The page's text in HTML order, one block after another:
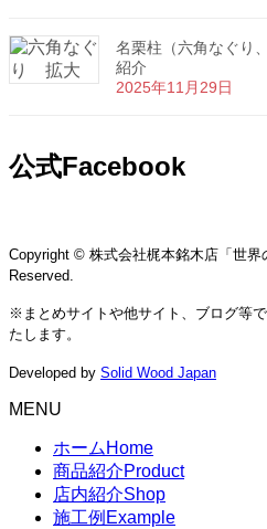
名栗柱（六角なぐり
紹介
2025年11月29日
公式Facebook
Copyright © 株式会社梶本銘木店「世界
Reserved.
※まとめサイトや他サイト、ブログ等
たします。
Developed by Solid Wood Japan
MENU
ホーム Home
商品紹介Product
店内紹介Shop
施工例 Example